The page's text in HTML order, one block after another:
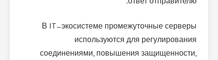
В IT-экосистеме промежуточные серверы
используются для регулирования
соединениями, повышения защищенности,